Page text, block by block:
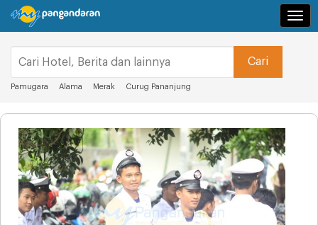
Pamugara Alama Merak Curug Pananjung